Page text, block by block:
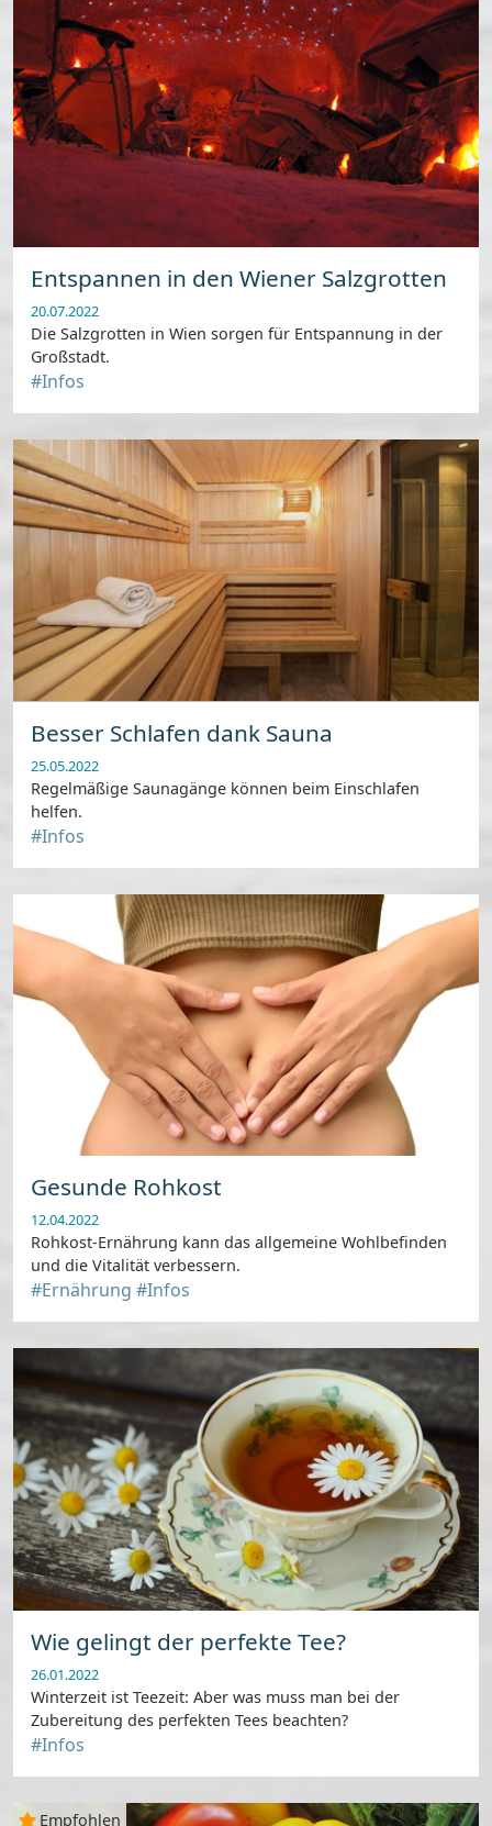
Entspannen in den Wiener Salzgrotten
20.07.2022
Die Salzgrotten in Wien sorgen für Entspannung in der
Großstadt.
#Infos
Besser Schlafen dank Sauna
25.05.2022
Regelmäßige Saunagänge können beim Einschlafen
helfen.
#Infos
Gesunde Rohkost
12.04.2022
Rohkost-Ernährung kann das allgemeine Wohlbefinden
und die Vitalität verbessern.
#Ernährung #Infos
Wie gelingt der perfekte Tee?
26.01.2022
Winterzeit ist Teezeit: Aber was muss man bei der
Zubereitung des perfekten Tees beachten?
#Infos
Empfohlen